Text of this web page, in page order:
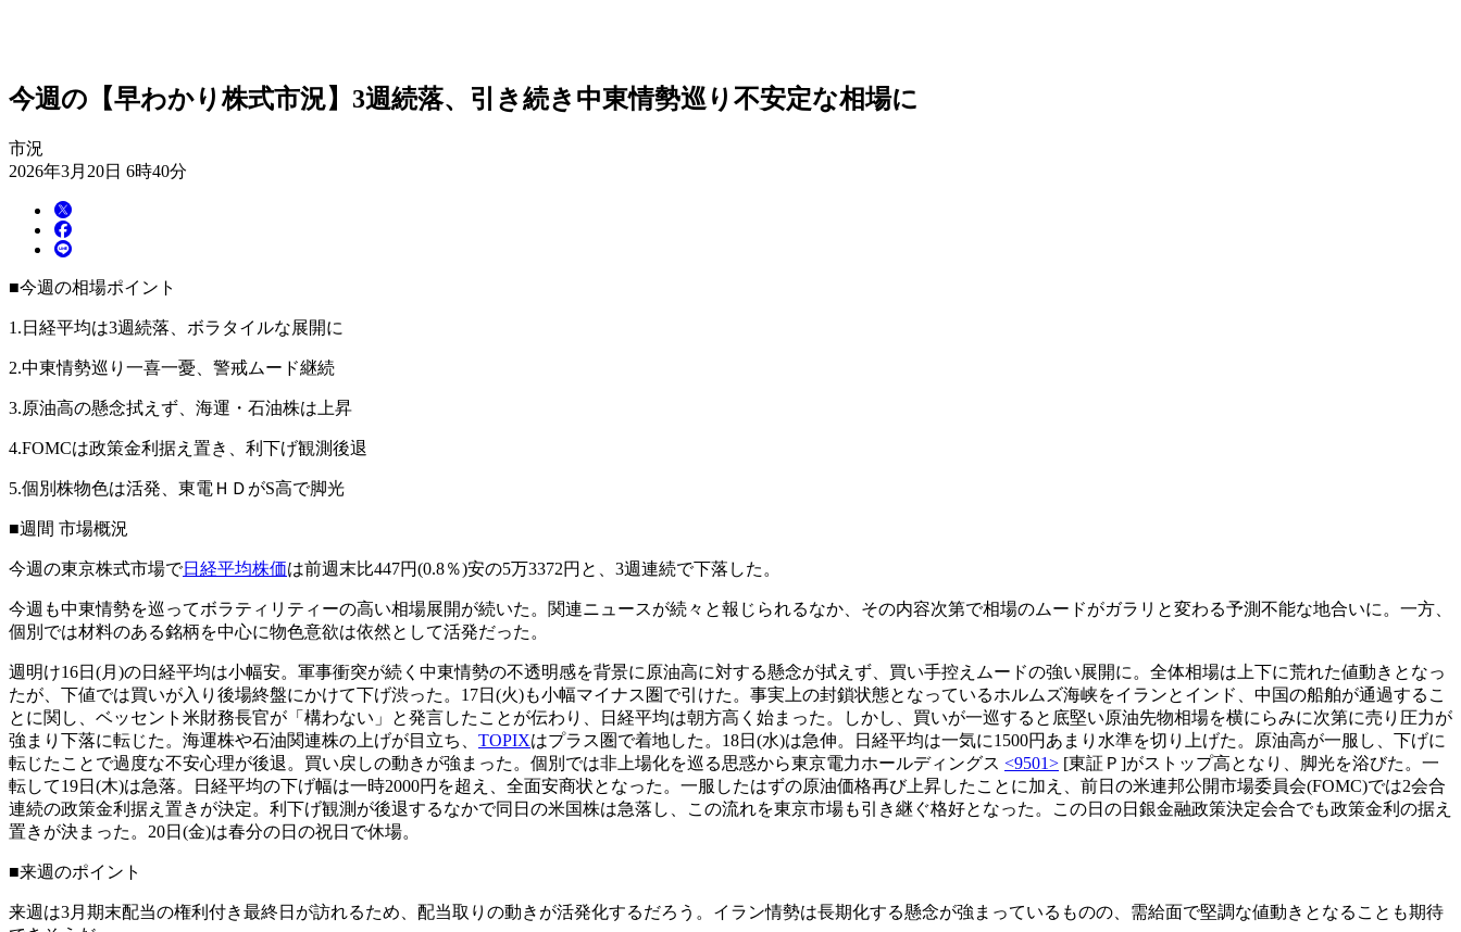
今週の【早わかり株式市況】3週続落、引き続き中東情勢巡り不安定な相場に
市況
2026年3月20日 6時40分
■今週の相場ポイント
1.日経平均は3週続落、ボラタイルな展開に
2.中東情勢巡り一喜一憂、警戒ムード継続
3.原油高の懸念拭えず、海運・石油株は上昇
4.FOMCは政策金利据え置き、利下げ観測後退
5.個別株物色は活発、東電ＨＤがS高で脚光
■週間 市場概況
今週の東京株式市場で日経平均株価は前週末比447円(0.8％)安の5万3372円と、3週連続で下落した。
今週も中東情勢を巡ってボラティリティーの高い相場展開が続いた。関連ニュースが続々と報じられるなか、その内容次第で相場のムードがガラリと変わる予測不能な地合いに。一方、
個別では材料のある銘柄を中心に物色意欲は依然として活発だった。
週明け16日(月)の日経平均は小幅安。軍事衝突が続く中東情勢の不透明感を背景に原油高に対する懸念が拭えず、買い手控えムードの強い展開に。全体相場は上下に荒れた値動きとなっ
たが、下値では買いが入り後場終盤にかけて下げ渋った。17日(火)も小幅マイナス圏で引けた。事実上の封鎖状態となっているホルムズ海峡をイランとインド、中国の船舶が通過するこ
とに関し、ベッセント米財務長官が「構わない」と発言したことが伝わり、日経平均は朝方高く始まった。しかし、買いが一巡すると底堅い原油先物相場を横にらみに次第に売り圧力が
強まり下落に転じた。海運株や石油関連株の上げが目立ち、 TOPIXはプラス圏で着地した。18日(水)は急伸。日経平均は一気に1500円あまり水準を切り上げた。原油高が一服し、下げに
転じたことで過度な不安心理が後退。買い戻しの動きが強まった。個別では非上場化を巡る思惑から東京電力ホールディングス <9501> [東証Ｐ]がストップ高となり、脚光を浴びた。一
転して19日(木)は急落。日経平均の下げ幅は一時2000円を超え、全面安商状となった。一服したはずの原油価格再び上昇したことに加え、前日の米連邦公開市場委員会(FOMC)では2会合
連続の政策金利据え置きが決定。利下げ観測が後退するなかで同日の米国株は急落し、この流れを東京市場も引き継ぐ格好となった。この日の日銀金融政策決定会合でも政策金利の据え
置きが決まった。20日(金)は春分の日の祝日で休場。
■来週のポイント
来週は3月期末配当の権利付き最終日が訪れるため、配当取りの動きが活発化するだろう。イラン情勢は長期化する懸念が強まっているものの、需給面で堅調な値動きとなることも期待